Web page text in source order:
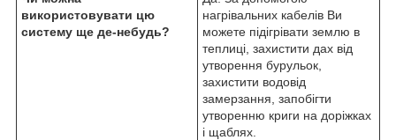
використовувати цю
систему ще де-небудь?
нагрівальних кабелів Ви
можете підігрівати землю в
теплиці, захистити дах від
утворення бурульок,
захистити водовід
замерзання, запобігти
утворенню криги на доріжках
і щаблях.